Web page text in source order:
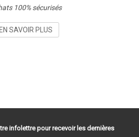
100% sécurisés
EN SAVOIR PLUS
infolettre pour recevoir les dernières